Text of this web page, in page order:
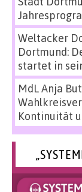
Weltacker
Dortmund:
startet in
MdL Anja
Kontinuität